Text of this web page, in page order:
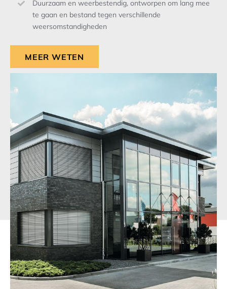
Duurzaam en weerbestendig, ontworpen om lang mee
te gaan en bestand tegen verschillende
weersomstandigheden
MEER WETEN